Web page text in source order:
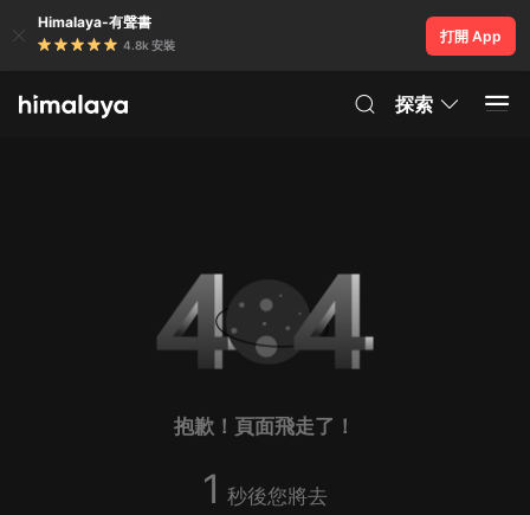
Himalaya-有聲書
4.8k 安裝
打開 App
探索
抱歉！頁面飛走了！
1 秒後您將去